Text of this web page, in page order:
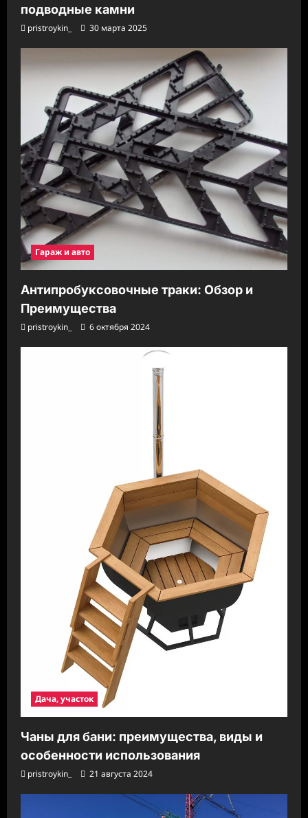
подводные камни
pristroykin_ 30 марта 2025
Гараж и авто
Антипробуксовочные траки: Обзор и
Преимущества
pristroykin_ 6 октября 2024
Дача, участок
Чаны для бани: преимущества, виды и
особенности использования
pristroykin_ 21 августа 2024